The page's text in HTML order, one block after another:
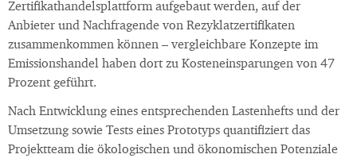
Zertifikathandelsplattform aufgebaut werden, auf der
Anbieter und Nachfragende von Rezyklatzertifikaten
zusammenkommen können – vergleichbare Konzepte im
Emissionshandel haben dort zu Kosteneinsparungen von 47
Prozent geführt.
Nach Entwicklung eines entsprechenden Lastenhefts und der
Umsetzung sowie Tests eines Prototyps quantifiziert das
Projektteam die ökologischen und ökonomischen Potenziale